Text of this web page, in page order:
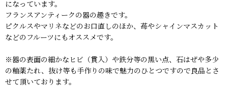
になっています。
フランスアンティークの器の趣きです。
ピクルスやマリネなどのお口直しのほか、苺やシャインマスカット
などのフルーツにもオススメです。
※器の表面の細かなヒビ（貫入）や鉄分等の黒い点、石はぜや多少
の釉薬たれ、抜け等も手作りの味で魅力のひとつですので良品とさ
せて頂いております。